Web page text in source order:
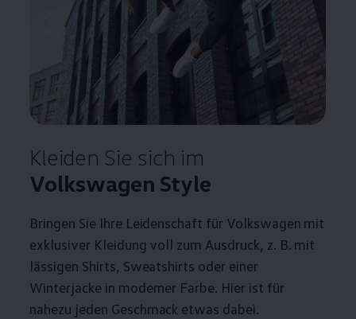
Kleiden Sie sich im
Volkswagen Style
Bringen Sie Ihre Leidenschaft für Volkswagen mit
exklusiver Kleidung voll zum Ausdruck, z. B. mit
lässigen Shirts, Sweatshirts oder einer
Winterjacke in moderner Farbe. Hier ist für
nahezu jeden Geschmack etwas dabei.